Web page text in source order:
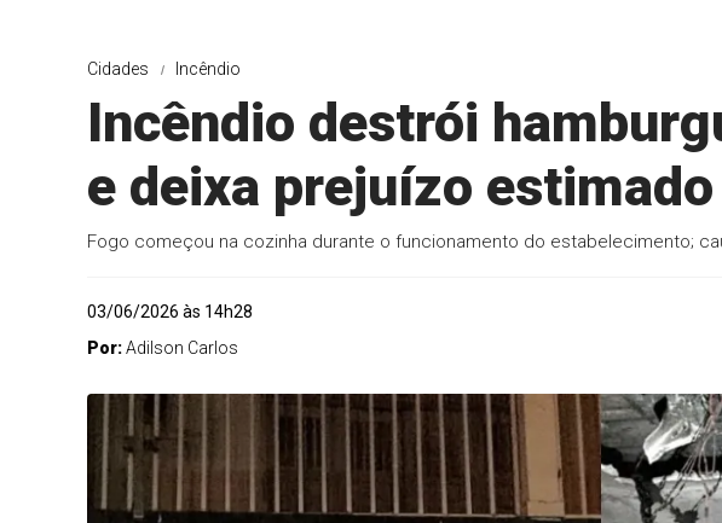
Cidades Incêndio
Incêndio destrói
e deixa prejuízo
Fogo começou na cozinha durante o funcionamento do estabelecimento;
03/06/2026 às 14h28
Por:Adilson Carlos